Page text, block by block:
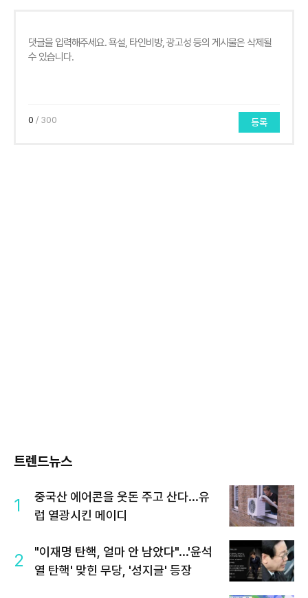
0 / 300 등록
트렌드뉴스
1
중국산 에어콘을 웃돈 주고 산다...유
럽 열광시킨 메이디
2
"이재명 탄핵, 얼마 안 남았다"...'윤석
열 탄핵' 맞힌 무당, '성지글' 등장